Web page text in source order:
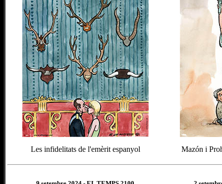
Les infidelitats de l'emèrit espanyol Mazón i